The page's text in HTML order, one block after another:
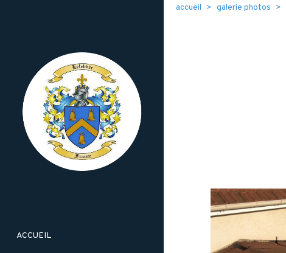
ACCUEIL
accueil galerie photos